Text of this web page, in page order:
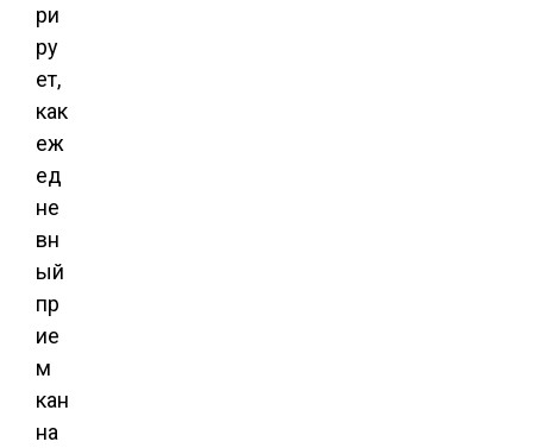
ри
ру
ет,
как
еж
ед
не
вн
ый
пр
ие
м
кан
на